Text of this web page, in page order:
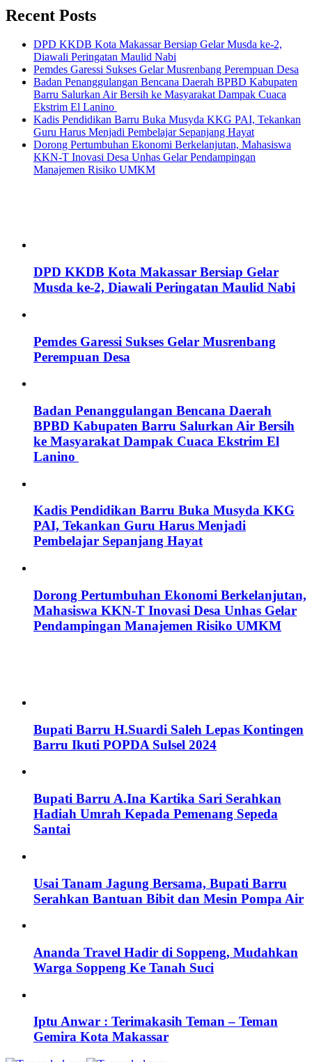
Recent Posts
DPD KKDB Kota Makassar Bersiap Gelar Musda ke-2,
Diawali Peringatan Maulid Nabi
Pemdes Garessi Sukses Gelar Musrenbang Perempuan Desa
Badan Penanggulangan Bencana Daerah BPBD Kabupaten
Barru Salurkan Air Bersih ke Masyarakat Dampak Cuaca
Ekstrim El Lanino
Kadis Pendidikan Barru Buka Musyda KKG PAI, Tekankan
Guru Harus Menjadi Pembelajar Sepanjang Hayat
Dorong Pertumbuhan Ekonomi Berkelanjutan, Mahasiswa
KKN-T Inovasi Desa Unhas Gelar Pendampingan
Manajemen Risiko UMKM
DPD KKDB Kota Makassar Bersiap Gelar
Musda ke-2, Diawali Peringatan Maulid Nabi
Pemdes Garessi Sukses Gelar Musrenbang
Perempuan Desa
Badan Penanggulangan Bencana Daerah
BPBD Kabupaten Barru Salurkan Air Bersih
ke Masyarakat Dampak Cuaca Ekstrim El
Lanino
Kadis Pendidikan Barru Buka Musyda KKG
PAI, Tekankan Guru Harus Menjadi
Pembelajar Sepanjang Hayat
Dorong Pertumbuhan Ekonomi Berkelanjutan,
Mahasiswa KKN-T Inovasi Desa Unhas Gelar
Pendampingan Manajemen Risiko UMKM
Bupati Barru H.Suardi Saleh Lepas Kontingen
Barru Ikuti POPDA Sulsel 2024
Bupati Barru A.Ina Kartika Sari Serahkan
Hadiah Umrah Kepada Pemenang Sepeda
Santai
Usai Tanam Jagung Bersama, Bupati Barru
Serahkan Bantuan Bibit dan Mesin Pompa Air
Ananda Travel Hadir di Soppeng, Mudahkan
Warga Soppeng Ke Tanah Suci
Iptu Anwar : Terimakasih Teman – Teman
Gemira Kota Makassar